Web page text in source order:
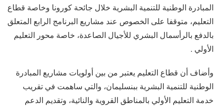
المبادرة الوطنية للتنمية البشرية خلال جائحة كورونا وخاصة قطاع
التعليم، متوقفا على الخصوص عند مشاريع البرنامج الرابع المتعلق
بالدفع بالرأسمال البشري للأجيال الصاعدة، خاصة محور التعليم
الأولي .
وأضاف أن قطاع التعليم يعتبر من بين أولويات مشاريع المبادرة
الوطنية للتنمية البشرية ببنسليمان، والتي ساهمت في تقريب
خدمة التعليم الأولي بالمناطق القروية والنائية، وتقديم الدعم